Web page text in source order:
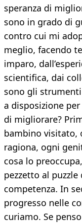
speranza di
sono in grado di
contro cui mi
meglio, facendo
imparo,
scientifica, dai
sono gli
a disposizione
di migliorare?
bambino visitato,
ragiona, ogni
cosa lo
pezzetto al
competenza. In
progresso nelle
curiamo. Se